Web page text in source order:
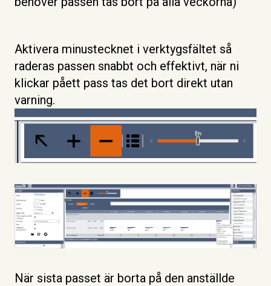
Aktivera minustecknet i verktygsfältet så
raderas passen snabbt och effektivt, när ni
klickar påett pass tas det bort direkt utan
varning.
När sista passet är borta på den anställde